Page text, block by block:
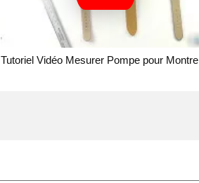
Tutoriel Vidéo Mesurer Pompe pour Montre